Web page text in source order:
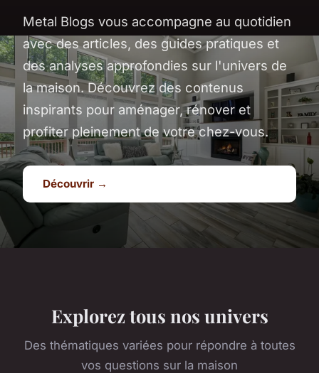
Metal Blogs vous accompagne au quotidien
avec des articles, des guides pratiques et
des analyses approfondies sur l'univers de
la maison. Découvrez des contenus
inspirants pour aménager, rénover et
profiter pleinement de votre chez-vous.
Découvrir →
Explorez tous nos univers
Des thématiques variées pour répondre à toutes
vos questions sur la maison